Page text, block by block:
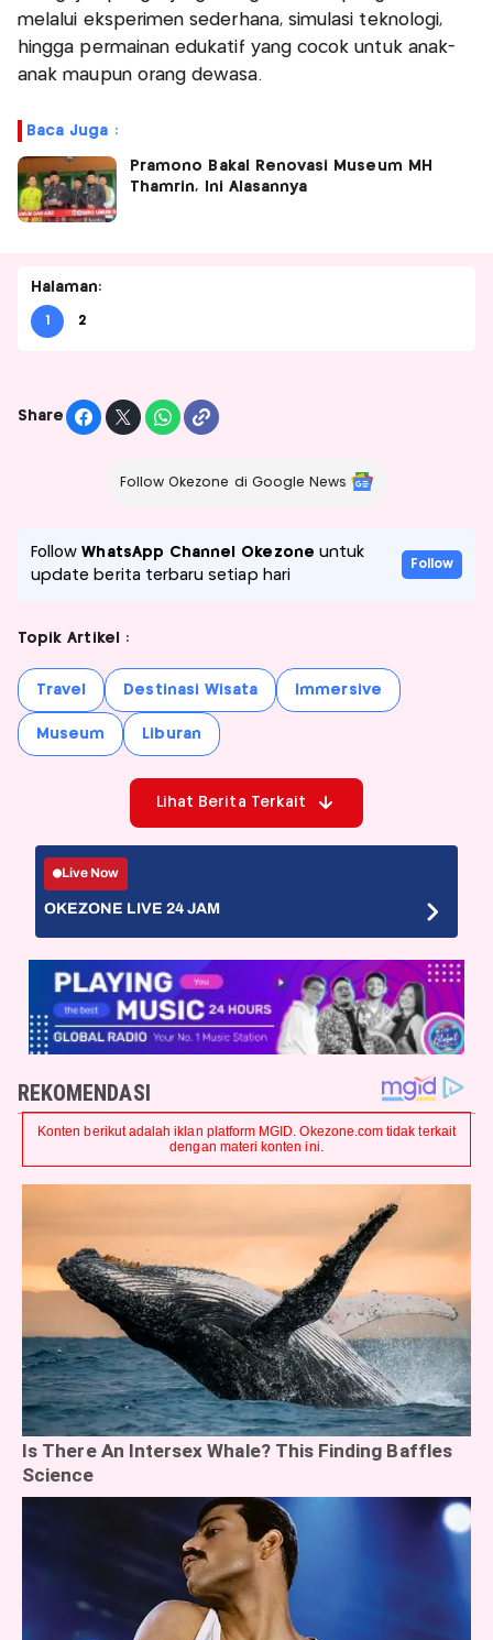
melalui eksperimen sederhana, simulasi teknologi,
hingga permainan edukatif yang cocok untuk anak-
anak maupun orang dewasa.
Baca Juga :
Pramono Bakal Renovasi Museum MH
Thamrin, Ini Alasannya
Halaman:
1 2
Share
Follow Okezone di Google News
FollowWhatsApp Channel Okezone untuk
update berita terbaru setiap hari
Follow
Topik Artikel :
Travel Destinasi Wisata Immersive
Museum Liburan
Lihat Berita Terkait
Live Now
OKEZONE LIVE 24 JAM